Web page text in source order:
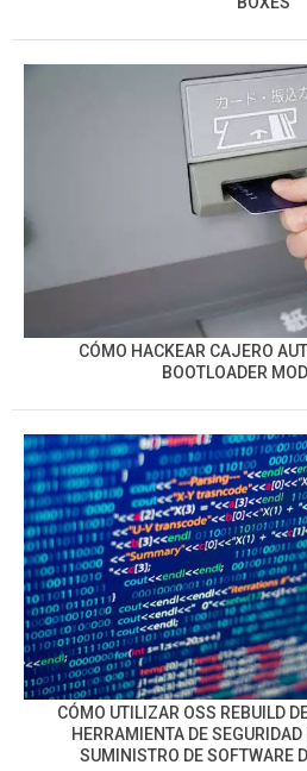
CÓMO HACKEAR CAJERO
BOOTLOADER
CÓMO UTILIZAR OSS REBUILD
HERRAMIENTA DE
SUMINISTRO DE SOFTWARE